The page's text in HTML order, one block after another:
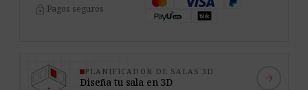
lock Pagos seguros
PLANIFICADOR DE SALAS 3D
Diseña tu sala en 3D arrow_forward